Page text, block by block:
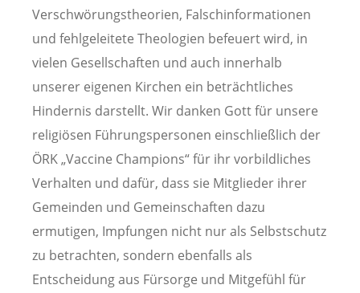
Verschwörungstheorien, Falschinformationen
und fehlgeleitete Theologien befeuert wird, in
vielen Gesellschaften und auch innerhalb
unserer eigenen Kirchen ein beträchtliches
Hindernis darstellt. Wir danken Gott für unsere
religiösen Führungspersonen einschließlich der
ÖRK „Vaccine Champions“ für ihr vorbildliches
Verhalten und dafür, dass sie Mitglieder ihrer
Gemeinden und Gemeinschaften dazu
ermutigen, Impfungen nicht nur als Selbstschutz
zu betrachten, sondern ebenfalls als
Entscheidung aus Fürsorge und Mitgefühl für